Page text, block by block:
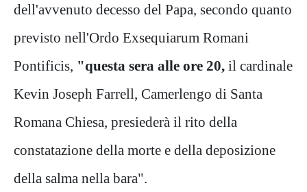
dell'avvenuto decesso del Papa, secondo quanto
previsto nell'Ordo Exsequiarum Romani
Pontificis, "questa sera alle ore 20, il cardinale
Kevin Joseph Farrell, Camerlengo di Santa
Romana Chiesa, presiederà il rito della
constatazione della morte e della deposizione
della salma nella bara".